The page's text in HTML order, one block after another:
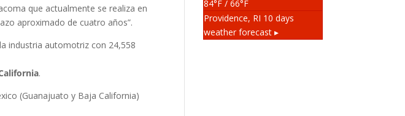
que actualmente se realiza en
aproximado de cuatro años”.
industria automotriz con 24,558
.
(Guanajuato y Baja California)
84°F / 66°F
Providence, RI 10 days
weather forecast ▸